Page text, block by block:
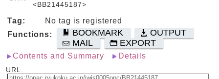
<BB21445187>
Tag:
No tag is registered
Functions:
BOOKMARK
OUTPUT
MAIL
EXPORT
Contents and Summary Details
URL: